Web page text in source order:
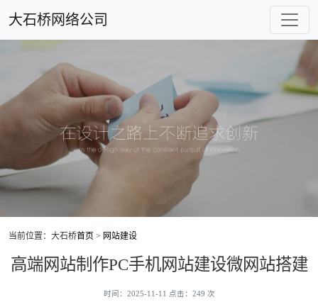
大石桥网络公司
当前位置：大石桥首页 > 网站建设
高端网站制作PC手机网站建设微网站搭建
时间：2025-11-11 点击：249 次